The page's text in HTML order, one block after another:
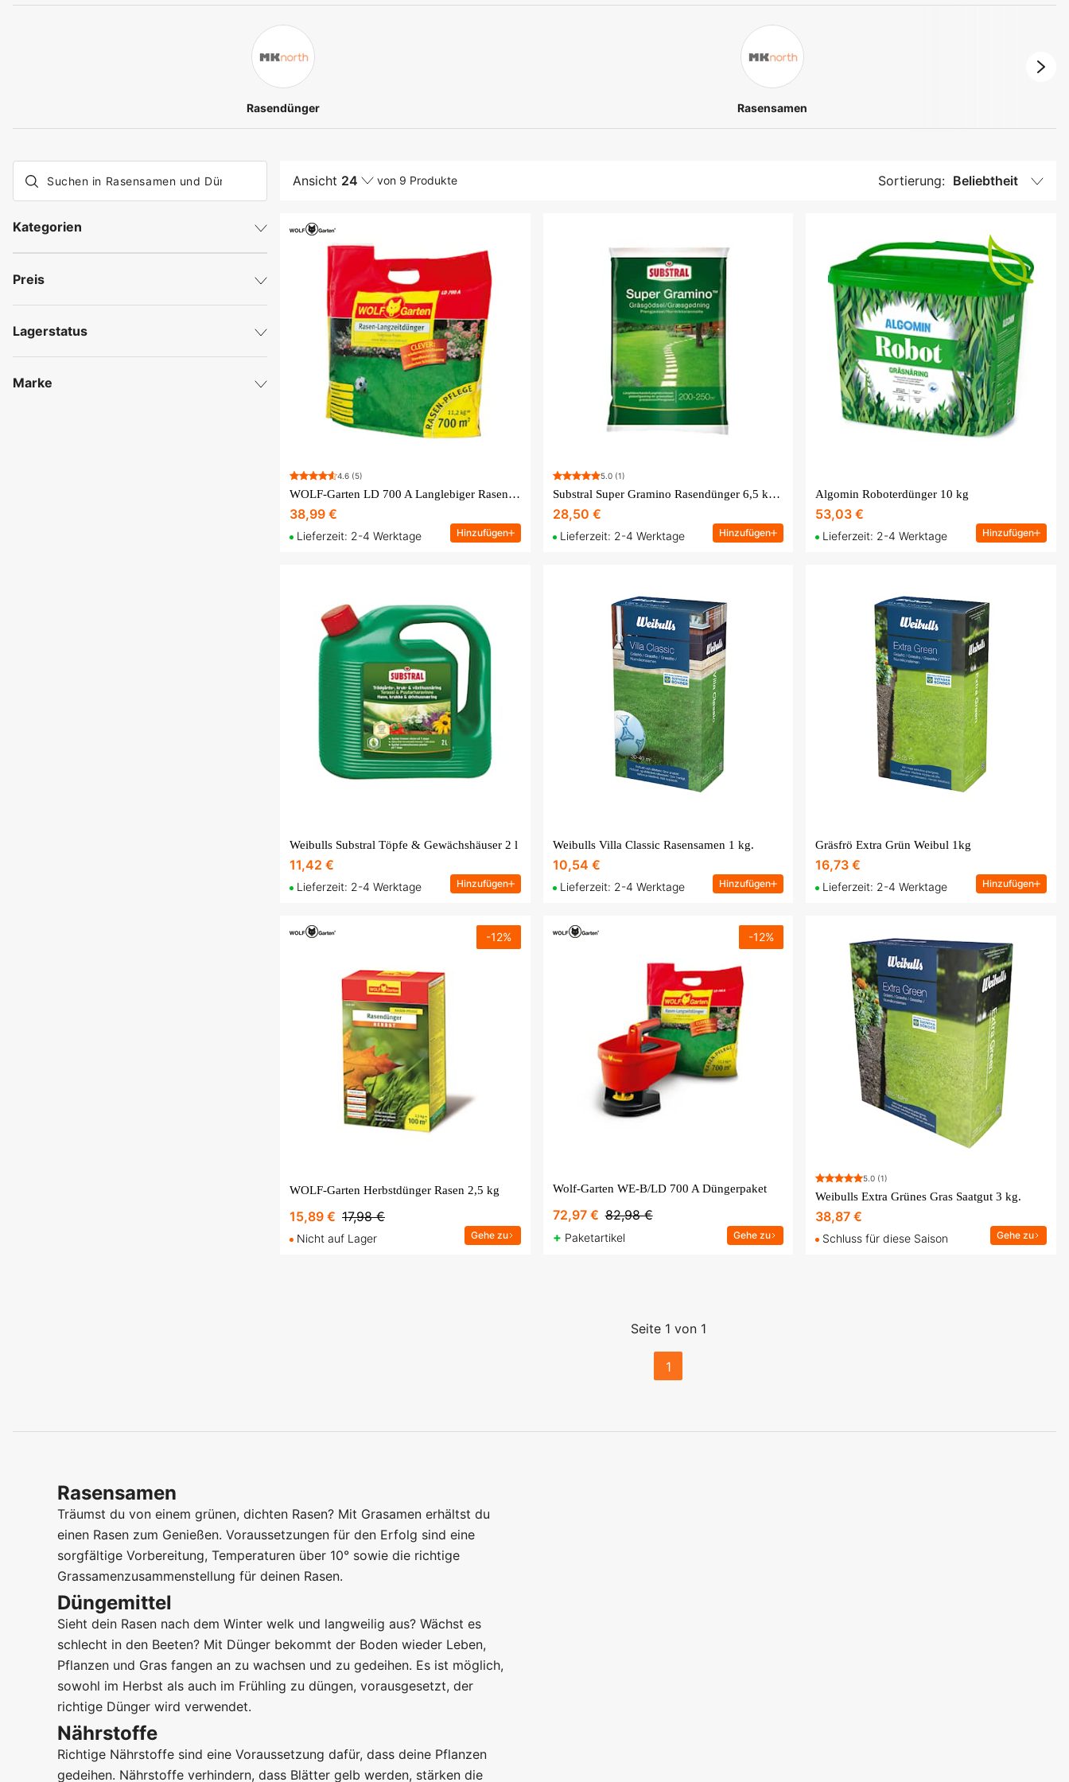
Rasendünger Rasensamen
Kategorien
Rasendünger
Rasensamen
Preis
Lagerstatus
Auf Lager, Lieferzeit 2-4 Werktage
Marke
Ansicht 24 von 9 Produkte Sortierung: Beliebtheit
4.6 (5)
WOLF-Garten LD 700 A Langlebiger Rasendünger
38,99 €
Lieferzeit: 2-4 Werktage Hinzufügen
5.0(1)
Substral Super Gramino Rasendünger 6,5 kg für 200-250 m²
28,50 €
Lieferzeit: 2-4 Werktage Hinzufügen
Algomin Roboterdünger 10 kg
53,03 €
Lieferzeit: 2-4 Werktage Hinzufügen
Weibulls Substral Töpfe & Gewächshäuser 2 l
11,42 €
Lieferzeit: 2-4 Werktage Hinzufügen
Weibulls Villa Classic Rasensamen 1 kg.
10,54 €
Lieferzeit: 2-4 Werktage Hinzufügen
Gräsfrö Extra Grün Weibul 1kg
16,73 €
Lieferzeit: 2-4 Werktage Hinzufügen
-12%
WOLF-Garten Herbstdünger Rasen 2,5 kg
15,89 € 17,98 €
Nicht auf Lager Gehe zu
-12%
Wolf-Garten WE-B/LD 700 A Düngerpaket
72,97 € 82,98 €
+ Paketartikel Gehe zu
5.0 (1)
Weibulls Extra Grünes Gras Saatgut 3 kg.
38,87 €
Schluss für diese Saison Gehe zu
Seite 1 von 1
1
Rasensamen
Träumst du von einem grünen, dichten Rasen? Mit Grasamen erhältst du
einen Rasen zum Genießen. Voraussetzungen für den Erfolg sind eine
sorgfältige Vorbereitung, Temperaturen über 10° sowie die richtige
Grassamenzusammenstellung für deinen Rasen.
Düngemittel
Sieht dein Rasen nach dem Winter welk und langweilig aus? Wächst es
schlecht in den Beeten? Mit Dünger bekommt der Boden wieder Leben,
Pflanzen und Gras fangen an zu wachsen und zu gedeihen. Es ist möglich,
sowohl im Herbst als auch im Frühling zu düngen, vorausgesetzt, der
richtige Dünger wird verwendet.
Nährstoffe
Richtige Nährstoffe sind eine Voraussetzung dafür, dass deine Pflanzen
gedeihen. Nährstoffe verhindern, dass Blätter gelb werden, stärken die